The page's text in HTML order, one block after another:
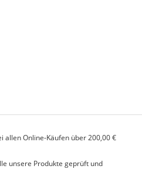
allen Online-Käufen über 200,00 €
unsere Produkte geprüft und